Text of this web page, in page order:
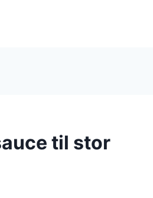
til stor